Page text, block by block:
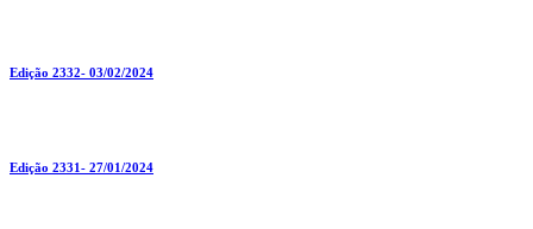
Edição 2332- 03/02/2024
Edição 2331- 27/01/2024